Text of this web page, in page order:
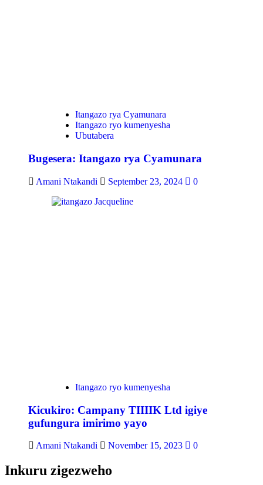
Itangazo rya Cyamunara
Itangazo ryo kumenyesha
Ubutabera
Bugesera: Itangazo rya Cyamunara
Amani Ntakandi September 23, 2024 0
Itangazo ryo kumenyesha
Kicukiro: Campany TIIIIK Ltd igiye
gufungura imirimo yayo
Amani Ntakandi November 15, 2023 0
Inkuru zigezweho